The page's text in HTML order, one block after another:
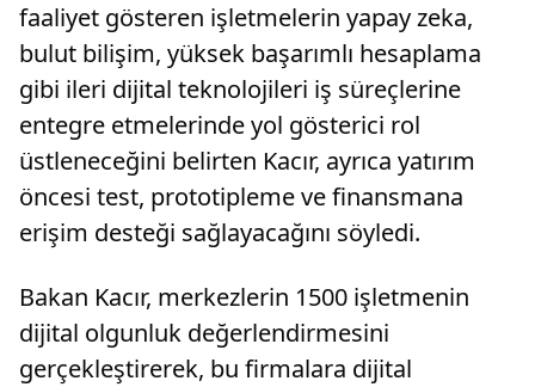
faaliyet gösteren işletmelerin yapay zeka,
bulut bilişim, yüksek başarımlı hesaplama
gibi ileri dijital teknolojileri iş süreçlerine
entegre etmelerinde yol gösterici rol
üstleneceğini belirten Kacır, ayrıca yatırım
öncesi test, prototipleme ve finansmana
erişim desteği sağlayacağını söyledi.
Bakan Kacır, merkezlerin 1500 işletmenin
dijital olgunluk değerlendirmesini
gerçekleştirerek, bu firmalara dijital